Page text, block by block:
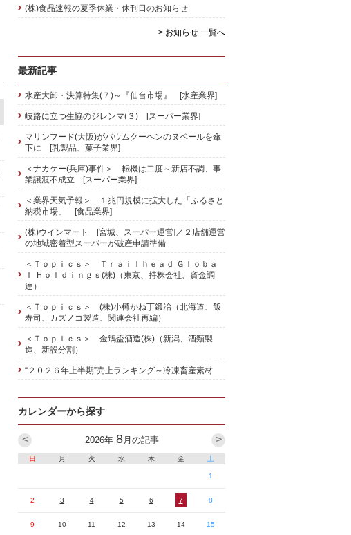
(株)食品速報の夏季休業・休刊日のお知らせ
> お知らせ 一覧へ
最新記事
水産大卸・決算特集(７)～『仙台市場』 [水産業界]
岐路に立つ生協のジレンマ(３) [スーパー業界]
マリンフード(大阪)がバウムクーヘンのヌベールを傘
下に [乳製品、菓子業界]
＜ナカケー(兵庫)事件＞ 転機は二度～新店不調、事
業譲渡不成立 [スーパー業界]
＜業界天気予報＞ １兆円規模に拡大した「ふるさと
納税市場」 [食品業界]
(株)ウインマート [宮城、スーパー運営]／２店舗運営
の地域密着型スーパーが破産申請準備
＜Ｔｏｐｉｃｓ＞ Ｔｒａｉｌｈｅａｄ Ｇｌｏｂａ
ｌ Ｈｏｌｄｉｎｇｓ(株)（東京、持株会社、資金調
達）
＜Ｔｏｐｉｃｓ＞ (株)小樽かね丁鍛冶（北海道、飯
寿司、カズノコ製造、関連会社再編）
＜Ｔｏｐｉｃｓ＞ 金鵄盃酒造(株)（新潟、酒類製
造、新設分割）
“２０２６年上半期”売上ランキング～冷凍畜産素材
カレンダーから探す
2026年 8月の記事 >
<
日 月 火 水 木 金 土
1
2 3 4 5 6 7 8
9 10 11 12 13 14 15